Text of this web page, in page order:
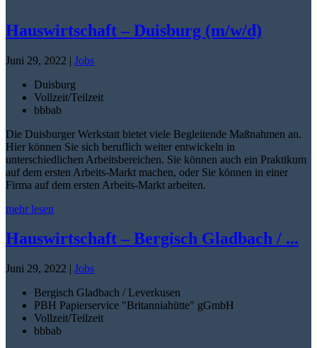
Hauswirtschaft – Duisburg (m/w/d)
Juni 29, 2022 | Jobs
Duisburg
Vollzeit/Teilzeit
bbbab
Die Duisburger Werkstatt bietet viele Begleitende Maßnahmen an.
Hier können Sie sich beruflich weiter entwickeln in
unterschiedlichen Arbeitsbereichen. Sie können auch ein Praktikum
auf dem ersten Arbeits-Markt machen, oder Sie können in einer
Firma auf dem ersten Arbeits-Markt arbeiten.
mehr lesen
Hauswirtschaft – Bergisch Gladbach / ...
Juni 29, 2022 | Jobs
Bergisch Gladbach / Leverkusen
PBH Papierservice "Britanniahütte" gGmbH
Vollzeit/Teilzeit
bbbab